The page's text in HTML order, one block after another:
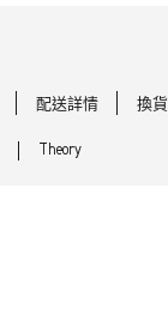
配送詳情 換
Theory